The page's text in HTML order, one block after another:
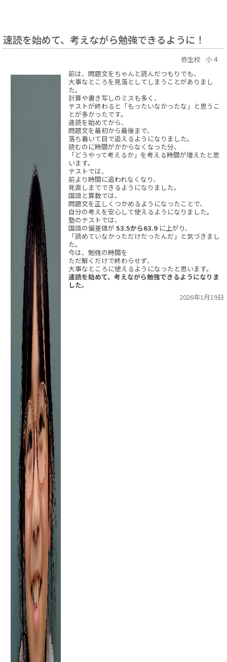
速読を始めて、考えながら勉強できるように！
弥生校 小４
前は、問題文をちゃんと読んだつもりでも、
大事なところを見落としてしまうことがありまし
た。
計算や書き写しのミスも多く、
テストが終わると「もったいなかったな」と思うこ
とが多かったです。
速読を始めてから、
問題文を最初から最後まで、
落ち着いて目で追えるようになりました。
読むのに時間がかからなくなった分、
「どうやって考えるか」を考える時間が増えたと思
います。
テストでは、
前より時間に追われなくなり、
見直しまでできるようになりました。
国語と算数では、
問題文を正しくつかめるようになったことで、
自分の考えを安心して使えるようになりました。
塾のテストでは、
国語の偏差値が 53.5から63.9 に上がり、
「読めていなかっただけだったんだ」と気づきまし
た。
今は、勉強の時間を
ただ解くだけで終わらせず、
大事なところに使えるようになったと思います。
速読を始めて、考えながら勉強できるようになりま
した。
2026年1月19日